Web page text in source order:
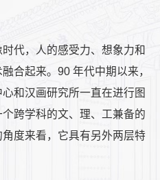
代，人的感受力、想象力和
合起来。90 年代中期以来，
和汉画研究所一直在进行图
跨学科的文、理、工兼备的
度来看，它具有另外两层特